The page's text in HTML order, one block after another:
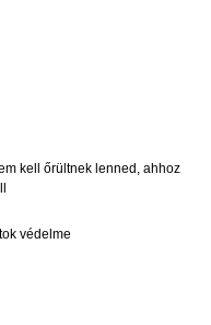
kell őrültnek lenned, ahhoz
védelme